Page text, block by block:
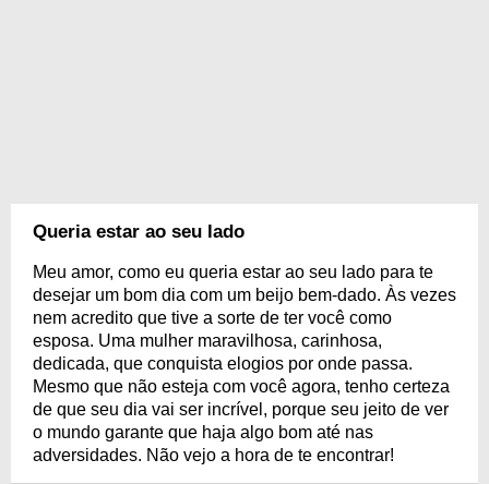
Queria estar ao seu lado
Meu amor, como eu queria estar ao seu lado para te
desejar um bom dia com um beijo bem-dado. Às vezes
nem acredito que tive a sorte de ter você como
esposa. Uma mulher maravilhosa, carinhosa,
dedicada, que conquista elogios por onde passa.
Mesmo que não esteja com você agora, tenho certeza
de que seu dia vai ser incrível, porque seu jeito de ver
o mundo garante que haja algo bom até nas
adversidades. Não vejo a hora de te encontrar!